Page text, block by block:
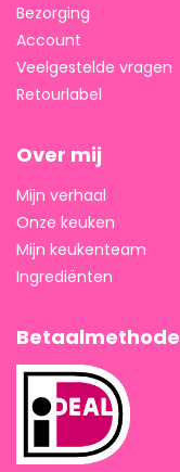
Bezorging
Account
Veelgestelde vragen
Retourlabel
Over mij
Mijn verhaal
Onze keuken
Mijn keukenteam
Ingrediënten
Betaalmethode